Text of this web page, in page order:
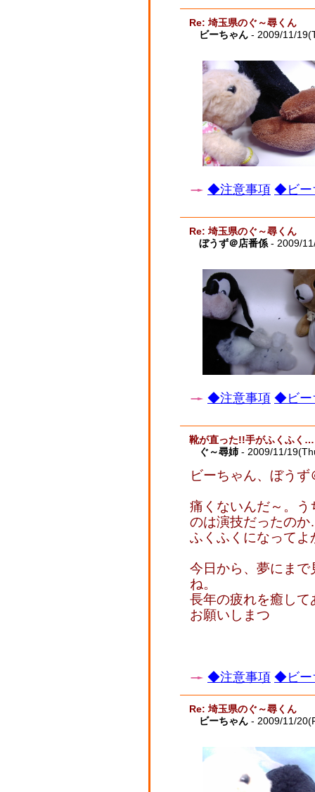
Re: 埼玉県のぐ～尋くん
ビーちゃん - 2009/11/
◆注意事項 ◆ビー
Re: 埼玉県のぐ～尋くん
ぼうず＠店番係 - 2009/
◆注意事項 ◆ビー
靴が直った!!手がふくふく…
ぐ～尋姉- 2009/11/
ビーちゃん、ぼう
痛くないんだ～。
のは演技だったの
ふくふくになってよ
今日から、夢にま
ね。
長年の疲れを癒して
お願いしまつ
◆注意事項 ◆ビー
Re: 埼玉県のぐ～尋くん
ビーちゃん - 2009/11/